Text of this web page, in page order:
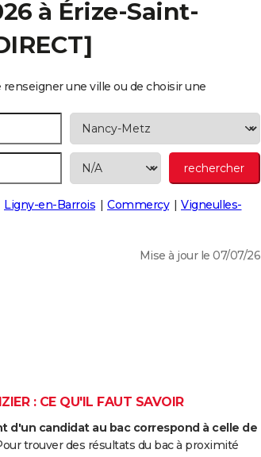
à Érize-Saint-
une ville ou de choisir une
Ligny-en-Barrois Commercy
Vigneulles-
Mise à jour le 07/07/26
: CE QU'IL FAUT SAVOIR
d'un candidat au bac correspond à celle de
trouver des résultats du bac à proximité